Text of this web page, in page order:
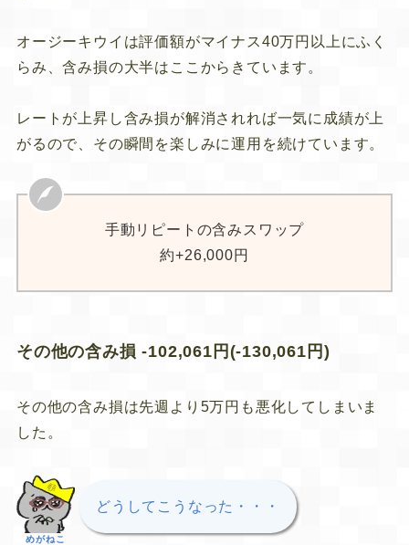
オージーキウイは評価額がマイナス40万円以上にふく
らみ、含み損の大半はここからきています。
レートが上昇し含み損が解消されれば一気に成績が上
がるので、その瞬間を楽しみに運用を続けています。
手動リピートの含みスワップ
約+26,000円
その他の含み損 -102,061円(-130,061円)
その他の含み損は先週より5万円も悪化してしまいま
した。
めがねこ
どうしてこうなった・・・